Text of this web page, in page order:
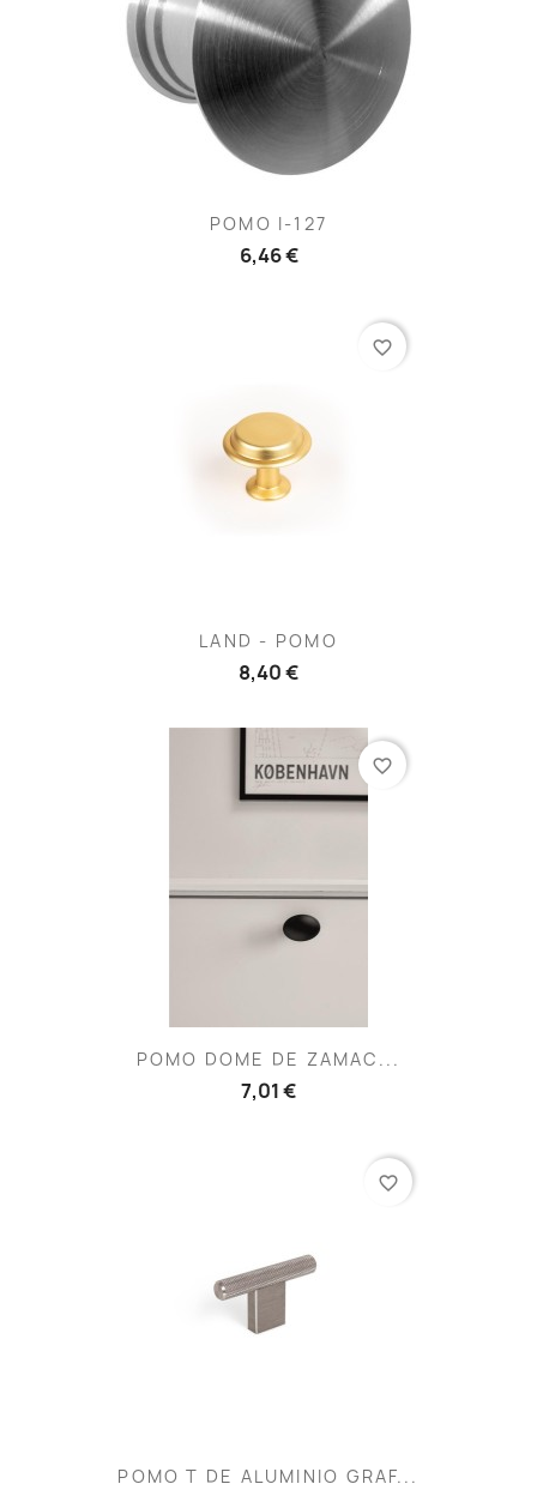
POMO I-127
6,46 €
LAND - POMO
8,40 €
favorite_border
POMO DOME DE ZAMAC...
7,01 €
favorite_border
POMO T DE ALUMINIO GRAF...
favorite_border